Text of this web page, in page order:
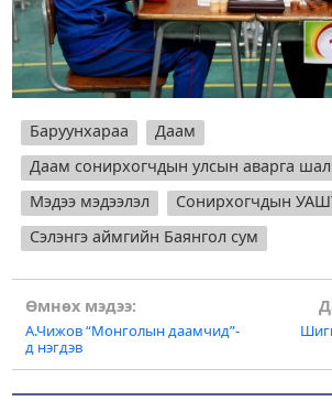
Баруунхараа
Даам
Даам сонирхогчдын улсын аварга
Мэдээ мэдээлэл
Сонирхогчдын
Сэлэнгэ аймгийн Баянгол сум
Post
navigation
Өмнөх мэдээ:
А.Чижов “Монголын даамчид”-
д нэгдэв